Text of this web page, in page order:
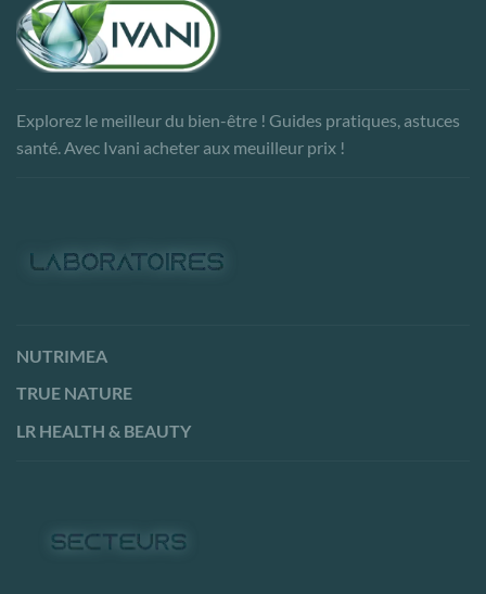
Explorez le meilleur du bien-être ! Guides pratiques, astuces
santé. Avec Ivani acheter aux meuilleur prix !
NUTRIMEA
TRUE NATURE
LR HEALTH & BEAUTY